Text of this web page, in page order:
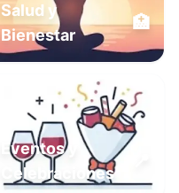
Salud y
Bienestar
🏥
Eventos y
Celebraciones